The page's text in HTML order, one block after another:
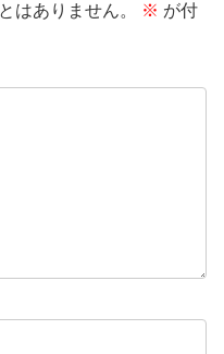
はありません。 ※ が付